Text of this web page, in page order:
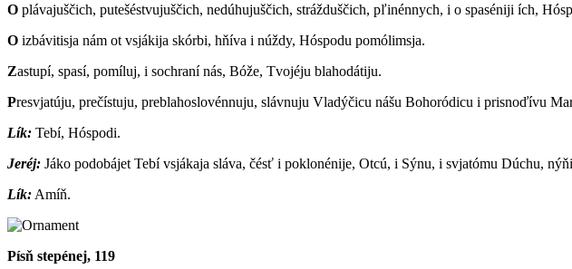
O plávajuščich, putešéstvujuščich, nedúhujuščich, strážduščich, pľinénnych, i o spaséniji ích,
O izbávitisja nám ot vsjákija skórbi, hňíva i núždy, Hóspodu pomólimsja.
Zastupí, spasí, pomíluj, i sochraní nás, Bóže, Tvojéju blahodátiju.
Presvjatúju, prečístuju, preblahoslovénnuju, slávnuju Vladýčicu nášu Bohoródicu i prisnoďívu
Lík: Tebí, Hóspodi.
Jeréj: Jáko podobájet Tebí vsjákaja sláva, čésť i poklonénije, Otcú, i Sýnu, i svjatómu Dúchu,
Lík: Amíň.
Písň stepénej, 119